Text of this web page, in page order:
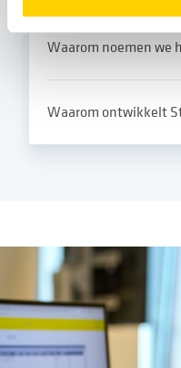
Waarom noemen we
Waarom ontwikkelt